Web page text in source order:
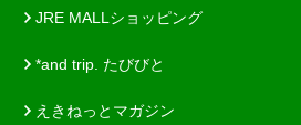
JRE MALLショッピング
*and trip. たびびと
えきねっとマガジン